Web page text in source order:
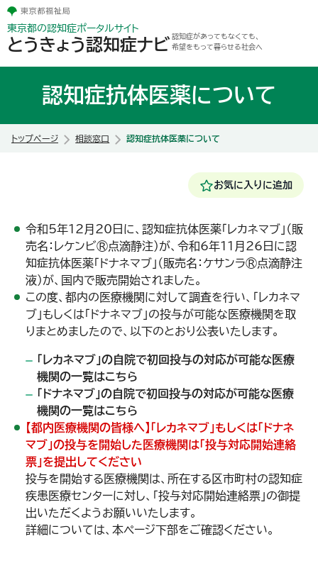
東京都の認知症ポータルサイト
とうきょう認知症ナビ 認知症があってもなくても、
希望をもって暮らせる社会へ
認知症抗体医薬について
トップページ 相談窓口 認知症抗体医薬について
お気に入りに追加
令和5年12月20日に、認知症抗体医薬「レカネマブ」（販
売名：レケンビ®点滴静注）が、令和6年11月26日に認
知症抗体医薬「ドナネマブ」（販売名：ケサンラ®点滴静注
液）が、国内で販売開始されました。
この度、都内の医療機関に対して調査を行い、「レカネマ
ブ」もしくは「ドナネマブ」の投与が可能な医療機関を取
りまとめましたので、以下のとおり公表いたします。
「レカネマブ」の自院で初回投与の対応が可能な医療
機関の一覧はこちら
「ドナネマブ」の自院で初回投与の対応が可能な医療
機関の一覧はこちら
【都内医療機関の皆様へ】「レカネマブ」もしくは「ドナネ
マブ」の投与を開始した医療機関は「投与対応開始連絡
票」を提出してください
投与を開始する医療機関は、所在する区市町村の認知症
疾患医療センターに対し、「投与対応開始連絡票」の御提
出いただくようお願いいたします。
詳細については、 本ページ下部をご確認ください。